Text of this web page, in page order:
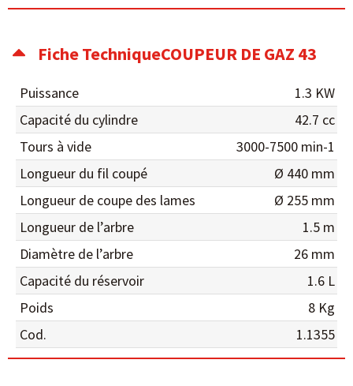
Fiche TechniqueCOUPEUR DE GAZ 43
Puissance
1.3 KW
Capacité du cylindre
42.7 cc
Tours à vide
3000-7500 min-1
Longueur du fil coupé
Ø 440 mm
Longueur de coupe des lames
Ø 255 mm
Longueur de l’arbre
1.5 m
Diamètre de l’arbre
26 mm
Capacité du réservoir
1.6 L
Poids
8 Kg
Cod.
1.1355